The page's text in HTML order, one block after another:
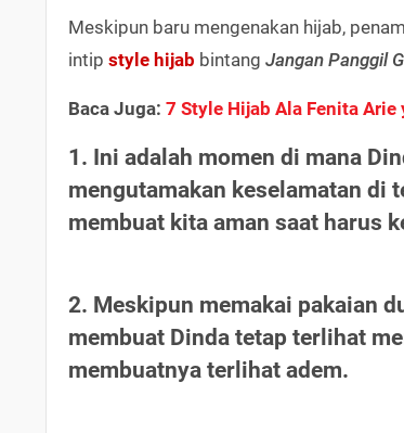
Meskipun baru mengenakan hijab,
intip style hijab bintang Jangan Panggil
Baca Juga: 7 Style Hijab Ala Fenita
1. Ini adalah momen di mana
mengutamakan keselamatan di
membuat kita aman saat harus
2. Meskipun memakai pakaian
membuat Dinda tetap terlihat
membuatnya terlihat adem.